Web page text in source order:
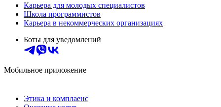
Карьера для молодых специалистов
Школа программистов
Карьера в некоммерческих организациях
Боты для уведомлений
Мобильное приложение
Этика и комплаенс